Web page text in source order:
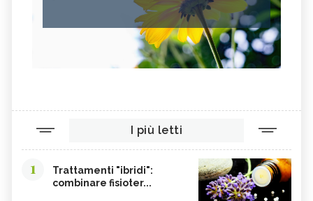
I più letti
1
Trattamenti "ibridi":
combinare fisioter...